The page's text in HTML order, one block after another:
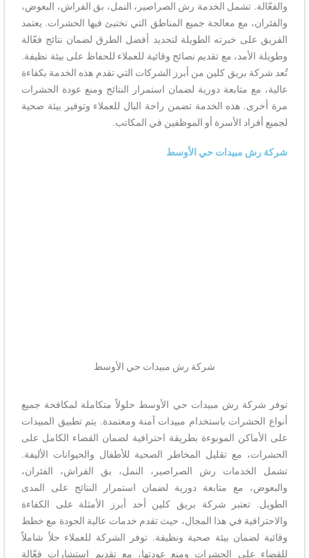
والفعّالة. تشمل الخدمة رش الصراصير، النمل، بق الفراش، البعوض،
والفئران، مع معالجة جميع المناطق التي تختبئ فيها الحشرات. يعتمد
الفريق على خبرته الطويلة لتحديد أفضل الطرق لضمان نتائج فعّالة
وطويلة الأمد، مع تقديم نصائح وقائية للعملاء للحفاظ على بيئة نظيفة.
تُعد شركة بريق كلين من أبرز الشركات التي تقدم هذه الخدمة بكفاءة
عالية، مع متابعة دورية لضمان استمرار النتائج ومنع عودة الحشرات
مرة أخرى. هذه الخدمة تضمن راحة البال للعملاء وتوفير بيئة صحية
لجميع أفراد الأسرة أو الموظفين في المكاتب.
شركة رش مبيدات حي الأوسط
شركة رش مبيدات حي الأوسط​
توفر شركة رش مبيدات حي الأوسط حلولاً متكاملة لمكافحة جميع
أنواع الحشرات باستخدام مبيدات آمنة ومعتمدة. يتم تطبيق المبيدات
على الأماكن الموبوءة بطريقة احترافية لضمان القضاء الكامل على
الحشرات، مع تقليل المخاطر الصحية للأطفال والحيوانات الأليفة.
تشمل الخدمات رش الصراصير، النمل، بق الفراش، الفئران،
والبعوض، مع متابعة دورية لضمان استمرار النتائج على المدى
الطويل. تعتبر شركة بريق كلين أحد أبرز الأمثلة على الكفاءة
والاحترافية في هذا المجال، حيث تقدم خدمات عالية الجودة مع خطط
وقائية لضمان بيئة صحية ونظيفة. توفر الشركة للعملاء حلاً شاملاً
للقضاء على الحشرات ومنع عودتها، مع تقديم استشارات فعّالة